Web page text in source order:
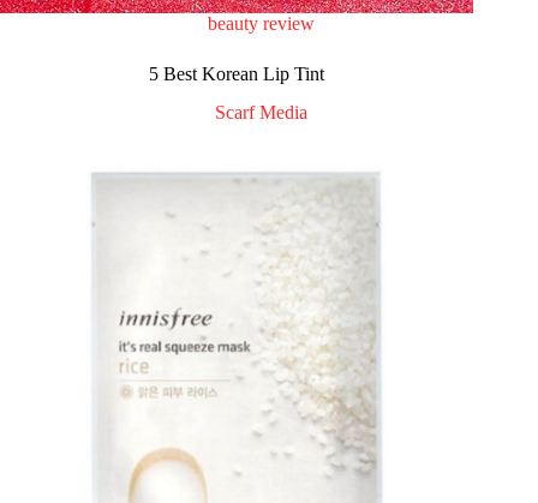
beauty review
5 Best Korean Lip Tint
Scarf Media